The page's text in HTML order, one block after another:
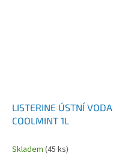
LISTERINE ÚSTNÍ VODA
COOLMINT 1L
Skladem (45 ks)